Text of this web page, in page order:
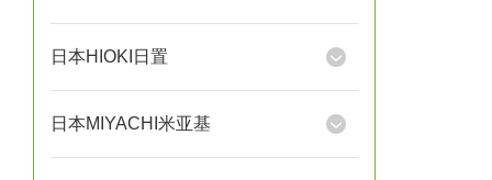
日本HIOKI日置
日本MIYACHI米亚基